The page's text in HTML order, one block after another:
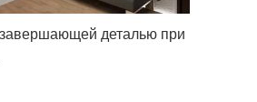
деталью при